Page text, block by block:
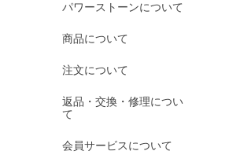
パワーストーンについて
商品について
注文について
返品・交換・修理につい
て
会員サービスについて